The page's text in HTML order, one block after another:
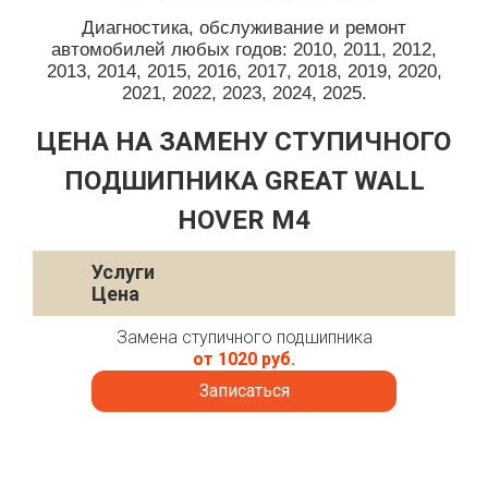
Диагностика, обслуживание и ремонт
автомобилей любых годов: 2010, 2011, 2012,
2013, 2014, 2015, 2016, 2017, 2018, 2019, 2020,
2021, 2022, 2023, 2024, 2025.
ЦЕНА НА ЗАМЕНУ СТУПИЧНОГО
ПОДШИПНИКА GREAT WALL
HOVER M4
Услуги
Цена
Замена ступичного подшипника
от 1020 руб.
Записаться